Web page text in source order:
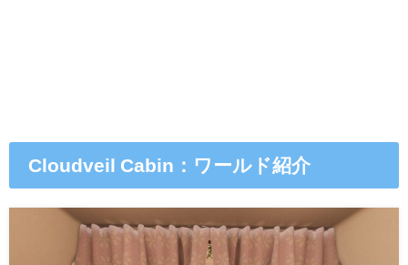
Cloudveil Cabin：ワールド紹介